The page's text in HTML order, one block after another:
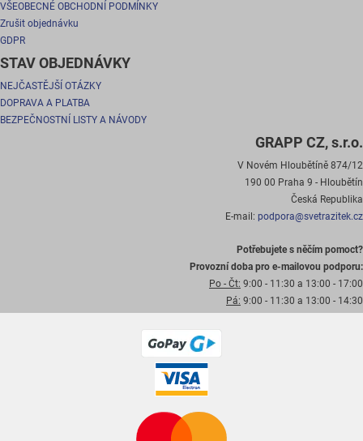
VŠEOBECNÉ OBCHODNÍ PODMÍNKY
Zrušit objednávku
GDPR
STAV OBJEDNÁVKY
NEJČASTĚJŠÍ OTÁZKY
DOPRAVA A PLATBA
BEZPEČNOSTNÍ LISTY A NÁVODY
GRAPP CZ, s.r.o.
V Novém Hloubětíně 874/12
190 00 Praha 9 - Hloubětín
Česká Republika
E-mail: podpora@svetrazitek.cz
Potřebujete s něčím pomoct?
Provozní doba pro e-mailovou podporu:
Po - Čt: 9:00 - 11:30 a 13:00 - 17:00
Pá: 9:00 - 11:30 a 13:00 - 14:30